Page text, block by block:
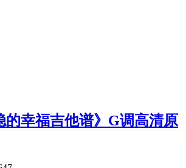
的幸福吉他谱》G调高清原